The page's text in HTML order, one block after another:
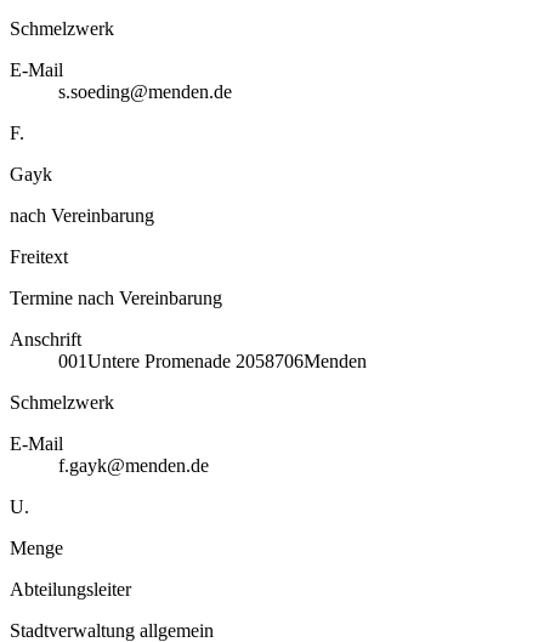
Schmelzwerk
E-Mail
s.soeding@menden.de
F.
Gayk
nach Vereinbarung
Freitext
Termine nach Vereinbarung
Anschrift
001Untere Promenade 2058706Menden
Schmelzwerk
E-Mail
f.gayk@menden.de
U.
Menge
Abteilungsleiter
Stadtverwaltung allgemein